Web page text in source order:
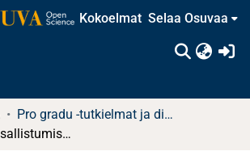
Kokoelmat Selaa Osuvaa
Pro gradu -tutkielmat ja diplomityöt
Kuntalaisten osallistumismahdollisuudet, tarkatelua erityisesti lähiympäristöön vaikuttamisen kannalta